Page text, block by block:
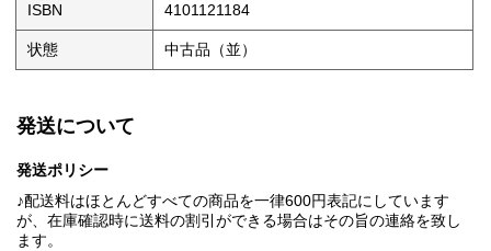
ISBN 4101121184
状態 中古品（並）
発送について
発送ポリシー
♪配送料はほとんどすべての商品を一律600円表記にしています
が、在庫確認時に送料の割引ができる場合はその旨の連絡を致し
ます。